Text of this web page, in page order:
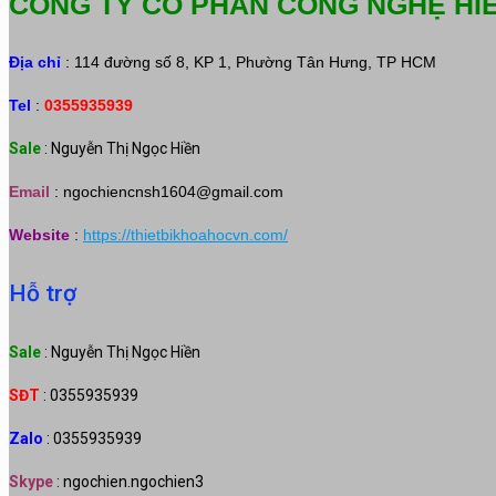
Địa chỉ : 114 đường số 8, KP 1, Phường Tân Hưng, TP HCM
Tel : 0355935939
Sale : Nguyễn Thị Ngọc Hiền
Email : ngochiencnsh1604@gmail.com
Website : https://thietbikhoahocvn.com/
Hỗ trợ
Sale : Nguyễn Thị Ngọc Hiền
SĐT : 0355935939
Zalo : 0355935939
Skype : ngochien.ngochien3